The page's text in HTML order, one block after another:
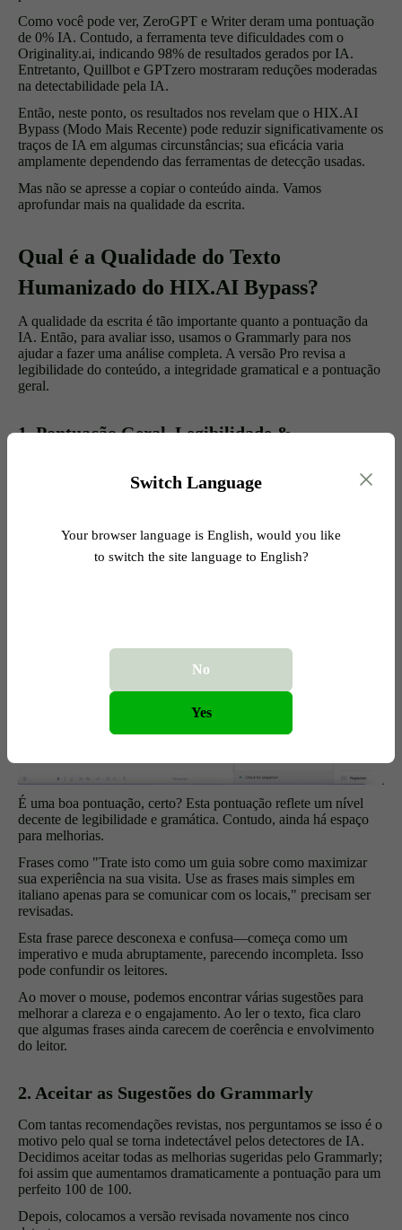
Como você pode ver, ZeroGPT e Writer deram uma pontuação
de 0% IA. Contudo, a ferramenta teve dificuldades com o
Originality.ai, indicando 98% de resultados gerados por IA.
Entretanto, Quillbot e GPTzero mostraram reduções moderadas
na detectabilidade pela IA.
Então, neste ponto, os resultados nos revelam que o HIX.AI
Bypass (Modo Mais Recente) pode reduzir significativamente os
traços de IA em algumas circunstâncias; sua eficácia varia
amplamente dependendo das ferramentas de detecção usadas.
Mas não se apresse a copiar o conteúdo ainda. Vamos
aprofundar mais na qualidade da escrita.
Qual é a Qualidade do Texto
Humanizado do HIX.AI Bypass?
A qualidade da escrita é tão importante quanto a pontuação da
IA. Então, para avaliar isso, usamos o Grammarly para nos
ajudar a fazer uma análise completa. A versão Pro revisa a
legibilidade do conteúdo, a integridade gramatical e a pontuação
geral.
1. Pontuação Geral, Legibilidade &
O Grammarly forneceu uma pontuação geral para o texto
É uma boa pontuação, certo? Esta pontuação reflete um nível
decente de legibilidade e gramática. Contudo, ainda há espaço
para melhorias.
Frases como "Trate isto como um guia sobre como maximizar
sua experiência na sua visita. Use as frases mais simples em
italiano apenas para se comunicar com os locais," precisam ser
revisadas.
Esta frase parece desconexa e confusa—começa como um
imperativo e muda abruptamente, parecendo incompleta. Isso
pode confundir os leitores.
Ao mover o mouse, podemos encontrar várias sugestões para
melhorar a clareza e o engajamento. Ao ler o texto, fica claro
que algumas frases ainda carecem de coerência e envolvimento
do leitor.
2. Aceitar as Sugestões do Grammarly
Com tantas recomendações revistas, nos perguntamos se isso é o
motivo pelo qual se torna indetectável pelos detectores de IA.
Decidimos aceitar todas as melhorias sugeridas pelo Grammarly;
foi assim que aumentamos dramaticamente a pontuação para um
perfeito 100 de 100.
Depois, colocamos a versão revisada novamente nos cinco
Switch Language
Your browser language is English, would you like
to switch the site language to English?
No
Yes